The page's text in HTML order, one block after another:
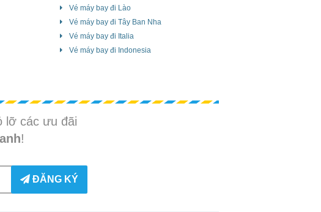
Vé máy bay đi Lào
Vé máy bay đi Tây Ban Nha
Vé máy bay đi Italia
Vé máy bay đi Indonesia
lỡ các ưu đãi
!
ĐĂNG KÝ